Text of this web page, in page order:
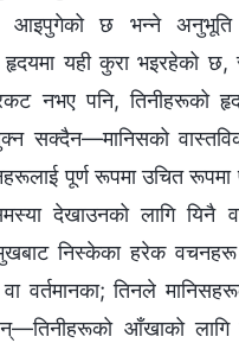
आइपुगेको छ भन्‍ने अनुभूति
हृदयमा यही कुरा भइरहेको छ,
नभए पनि, तिनीहरूको
सक्दैन—मानिसको
पूर्ण रूपमा उचित रूपमा
देखाउनको लागि यिनै
निस्केका हरेक
वर्तमानका; तिनले
आँखाको